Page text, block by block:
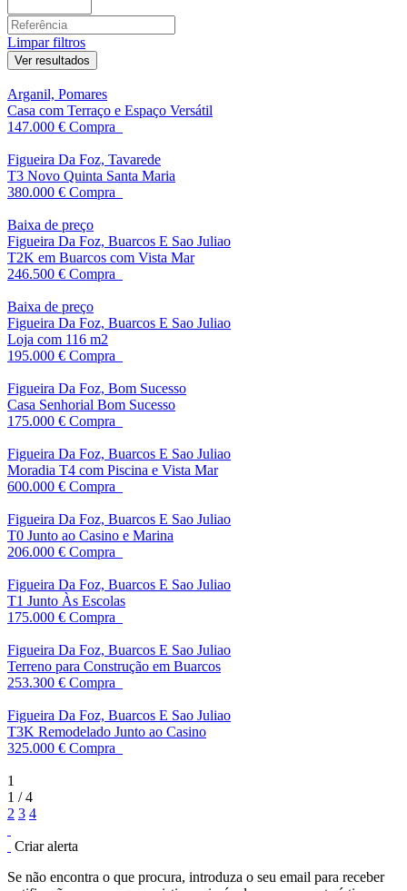
Limpar filtros
Arganil, Pomares
Casa com Terraço e Espaço Versátil
147.000 € Compra
Figueira Da Foz, Tavarede
T3 Novo Quinta Santa Maria
380.000 € Compra
Baixa de preço
Figueira Da Foz, Buarcos E Sao Juliao
T2K em Buarcos com Vista Mar
246.500 € Compra
Baixa de preço
Figueira Da Foz, Buarcos E Sao Juliao
Loja com 116 m2
195.000 € Compra
Figueira Da Foz, Bom Sucesso
Casa Senhorial Bom Sucesso
175.000 € Compra
Figueira Da Foz, Buarcos E Sao Juliao
Moradia T4 com Piscina e Vista Mar
600.000 € Compra
Figueira Da Foz, Buarcos E Sao Juliao
T0 Junto ao Casino e Marina
206.000 € Compra
Figueira Da Foz, Buarcos E Sao Juliao
T1 Junto Às Escolas
175.000 € Compra
Figueira Da Foz, Buarcos E Sao Juliao
Terreno para Construção em Buarcos
253.300 € Compra
Figueira Da Foz, Buarcos E Sao Juliao
T3K Remodelado Junto ao Casino
325.000 € Compra
1
1 / 4
2 3 4
Criar alerta
Se não encontra o que procura, introduza o seu email para receber